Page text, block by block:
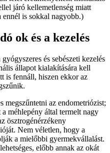
járó kellemetlenség miatt
ennél is sokkal nagyobb.)
ok és a kezelés
és sebészeti kezelés
állapot kialakítására kell
is fennáll, hiszen ekkor az
megszűntetni az endometriózist;
méhlepény által termelt nagy
ösztrogénérzékeny
Nem véletlen, hogy a
a mielőbbi gyermekvállalást.
előbb annak az okát